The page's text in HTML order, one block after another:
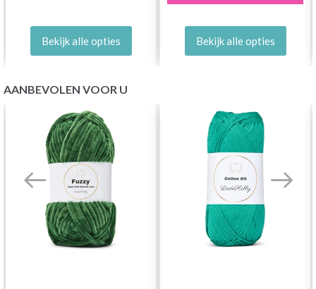
Bekijk alle opties Bekijk alle opties
AANBEVOLEN VOOR U